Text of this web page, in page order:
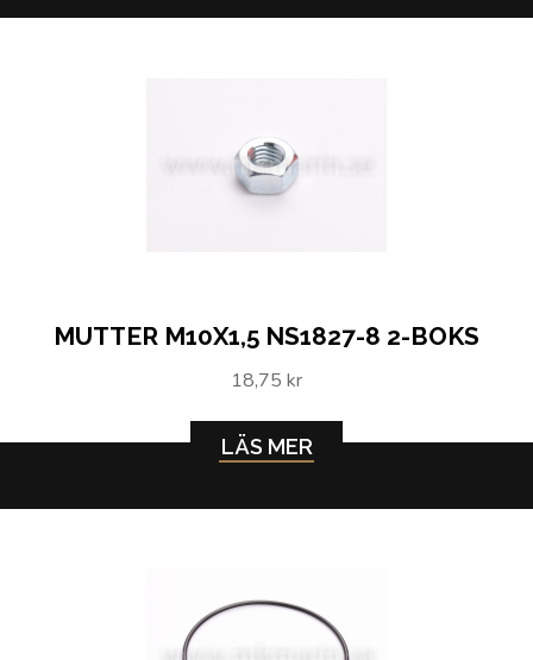
MUTTER M10X1,5 NS1827-8 2-BOKS
18,75 kr
LÄS MER